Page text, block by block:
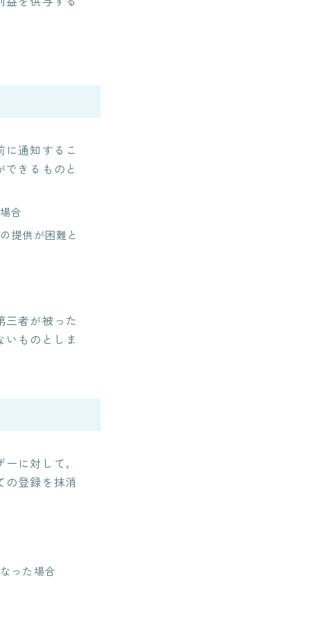
通知するこ
きるものと
合
提供が困難と
三者が被った
ものとしま
に対して，
の登録を抹消
った場合